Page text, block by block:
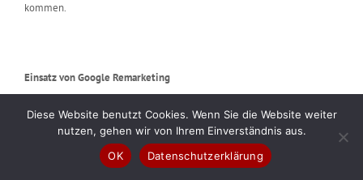
kommen.
Einsatz von Google Remarketing
Art und Zweck der Verarbeitung:
Diese Webseite verwendet die Remarketing-Funktion der Google Inc.
Betreibergesellschaft der Dienste von Google Remarketing ist die
Diese Website benutzt Cookies. Wenn Sie die Website weiter
nutzen, gehen wir von Ihrem Einverständnis aus.
OK
Datenschutzerklärung